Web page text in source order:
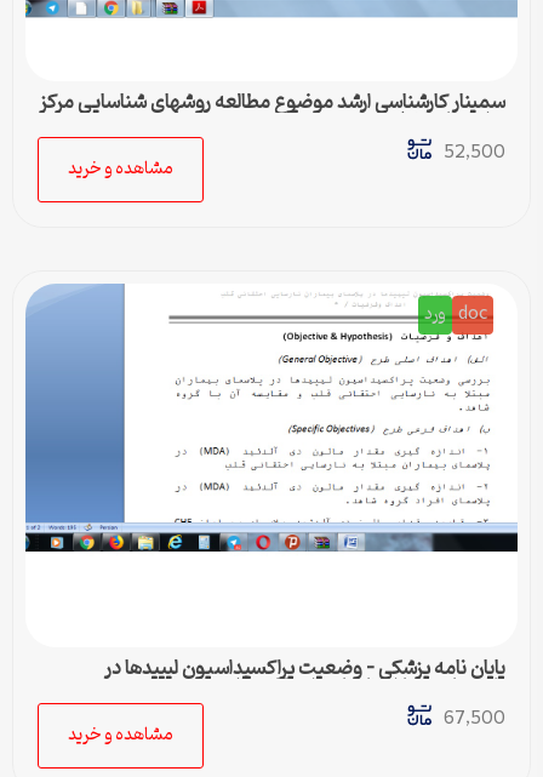
سمینار کارشناسی ارشد موضوع مطالعه روشهاي شناسايي مركز
توليد هارمونيك رشته برق – قدرت
52,500
مشاهده و خرید
doc ورد
پایان نامه پزشکی – وضعیت پراکسیداسیون لیپیدها در
پلاسمای بیماران نارسایی احتقانی قلب
67,500
مشاهده و خرید